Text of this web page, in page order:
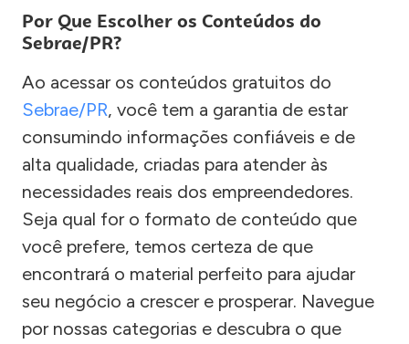
Por Que Escolher os Conteúdos do
Sebrae/PR?
Ao acessar os conteúdos gratuitos do
Sebrae/PR, você tem a garantia de estar
consumindo informações confiáveis e de
alta qualidade, criadas para atender às
necessidades reais dos empreendedores.
Seja qual for o formato de conteúdo que
você prefere, temos certeza de que
encontrará o material perfeito para ajudar
seu negócio a crescer e prosperar. Navegue
por nossas categorias e descubra o que